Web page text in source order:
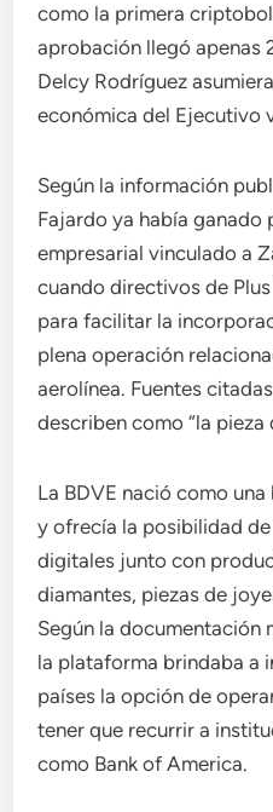
como la primera
aprobación llegó apenas
Delcy Rodríguez
económica del Ejecutivo
Según la información
Fajardo ya había ganado
empresarial vinculado a
cuando directivos de
para facilitar la
plena operación
aerolínea. Fuentes
describen como “la pieza
La BDVE nació como
y ofrecía la posibilidad
digitales junto con
diamantes, piezas de
Según la documentación
la plataforma brindaba a
países la opción de
tener que recurrir a
como Bank of America.